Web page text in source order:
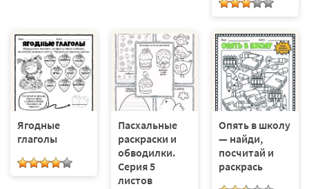
Ягодные
глаголы
Пасхальные
раскраски и
обводилки.
Серия 5
листов
Опять в школу
— найди,
посчитай и
раскрась